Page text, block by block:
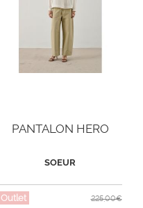
PANTALON HERO
SOEUR
Outlet 225,00€